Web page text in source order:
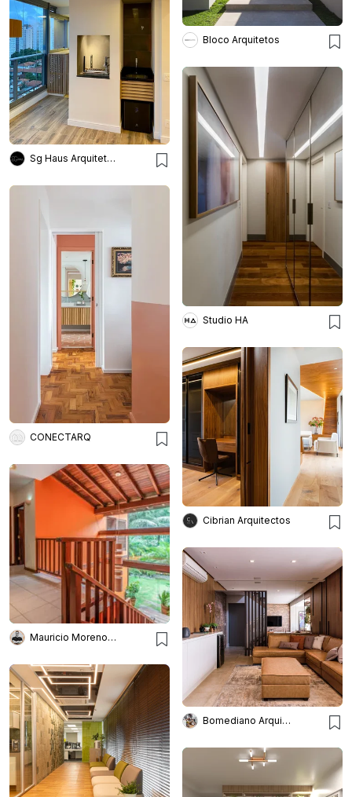
Bloco Arquitetos
Sg Haus Arquitetura
Studio HA
CONECTARQ
Cibrian Arquitectos
Mauricio Moreno Fotografia
Bomediano Arquitetura e Engenharia